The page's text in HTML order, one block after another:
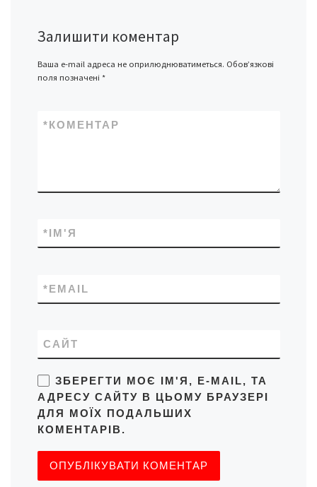
Залишити коментар
Ваша e-mail адреса не оприлюднюватиметься. Обов’язкові
поля позначені *
КОМЕНТАР
*
ІМ'Я
*
EMAIL
*
САЙТ
ЗБЕРЕГТИ МОЄ ІМ'Я, E-MAIL, ТА
АДРЕСУ САЙТУ В ЦЬОМУ БРАУЗЕРІ
ДЛЯ МОЇХ ПОДАЛЬШИХ
КОМЕНТАРІВ.